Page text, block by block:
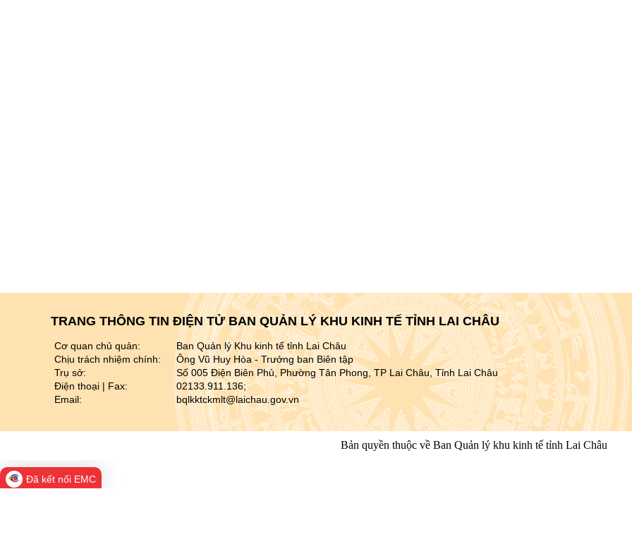
TRANG THÔNG TIN ĐIỆN TỬ BAN QUẢN LÝ KHU KINH TẾ TỈNH LAI CHÂU
Cơ quan chủ quản:
Chịu trách nhiệm chính:
Trụ sở:
Điện thoại | Fax:
Email:
Ban Quản lý Khu kinh tế tỉnh Lai Châu
Ông Vũ Huy Hòa - Trưởng ban Biên tập
Số 005 Điện Biên Phủ, Phường Tân Phong, TP Lai Châu, Tỉnh Lai Châu
02133.911.136;
bqlkktckmlt@laichau.gov.vn
Bản quyền thuộc về Ban Quản lý khu kinh tế tỉnh Lai Châu
Đã kết nối EMC